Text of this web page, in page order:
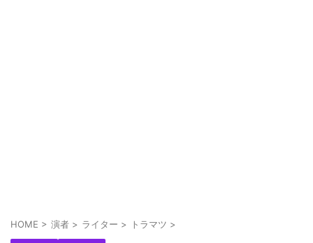
HOME > 演者 > ライター > トラマツ >